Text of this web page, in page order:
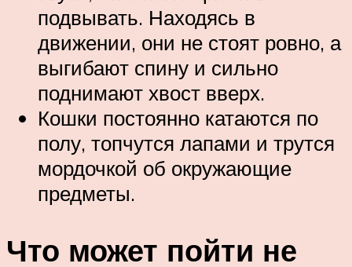
подвывать. Находясь в
движении, они не стоят ровно, а
выгибают спину и сильно
поднимают хвост вверх.
Кошки постоянно катаются по
полу, топчутся лапами и трутся
мордочкой об окружающие
предметы.
Что может пойти не